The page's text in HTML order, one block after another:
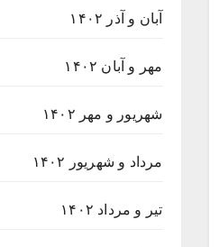
آبان و آذر ۱۴۰۲
مهر و آبان ۱۴۰۲
شهریور و مهر ۱۴۰۲
مرداد و شهریور ۱۴۰۲
تیر و مرداد ۱۴۰۲